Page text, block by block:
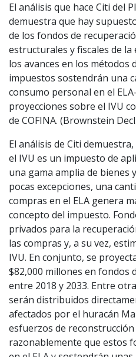
El análisis que hace Citi del
demuestra que hay
de los fondos de
estructurales y fiscales de
los avances en los métodos
impuestos sostendrán una
consumo personal en el
proyecciones sobre el IVU
de COFINA. (Brownstein
El análisis de Citi
el IVU es un impuesto de
una gama amplia de bienes
pocas excepciones, una
compras en el ELA genera
concepto del impuesto.
privados para la
las compras y, a su vez,
IVU. En conjunto, se
$82,000 millones en fondos
entre 2018 y 2033. Entre
serán distribuidos
afectados por el huracán
esfuerzos de reconstrucción
razonablemente que estos